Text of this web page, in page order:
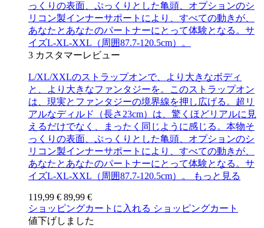
っくりの表面、ぷっくりとした亀頭、オプションのシ
リコン製インナーサポートにより、すべての動きが、
あなたとあなたのパートナーにとって体験となる。サ
イズL-XL-XXL（周囲87.7-120.5cm）。
3 カスタマーレビュー
L/XL/XXLのストラップオンで、より大きなボディ
と、より大きなファンタジーを。このストラップオン
は、現実とファンタジーの境界線を押し広げる。超リ
アルなディルド（長さ23cm）は、驚くほどリアルに見
えるだけでなく、まったく同じように感じる。本物そ
っくりの表面、ぷっくりとした亀頭、オプションのシ
リコン製インナーサポートにより、すべての動きが、
あなたとあなたのパートナーにとって体験となる。サ
イズL-XL-XXL（周囲87.7-120.5cm）。
もっと見る
119,99 € 89,99 €
ショッピングカートに入れる ショッピングカート
値下げしました